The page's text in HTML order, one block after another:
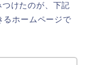
けたのが、下記
るホームページで